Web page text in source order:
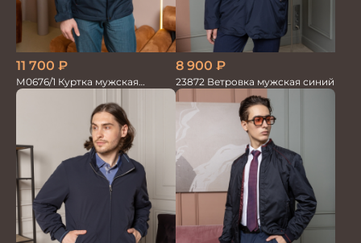
11 700 ₽
М0676/1 Куртка мужская
т.синий/красный
8 900 ₽
23872 Ветровка мужская синий